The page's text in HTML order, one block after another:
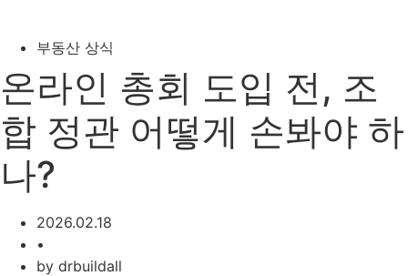
부동산 상식
온라인 총회 도입 전, 조
합 정관 어떻게 손봐야 하
나?
2026.02.18
•
by drbuildall